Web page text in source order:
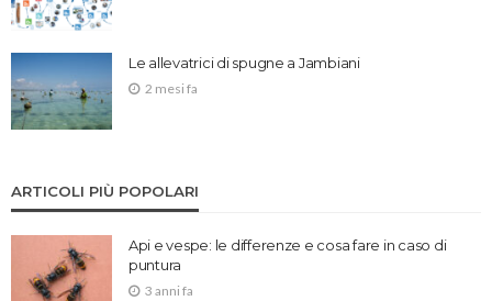
Le allevatrici di spugne a Jambiani
2 mesi fa
ARTICOLI PIÙ POPOLARI
Api e vespe: le differenze e cosa fare in caso di
puntura
3 anni fa